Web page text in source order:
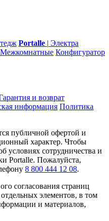
Portalle | Электра
Межкомнатные Конфигуратор
и возврат
информация Политика
публичной офертой и
характер. Чтобы
сотрудничества и
Portalle. Пожалуйста,
8 800 444 12 08.
согласования страниц
элементов, в том
и материалов,